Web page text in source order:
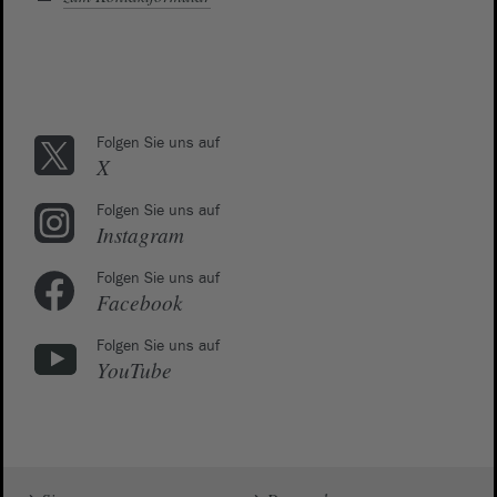
Folgen Sie uns auf
X
Folgen Sie uns auf
Instagram
Folgen Sie uns auf
Facebook
Folgen Sie uns auf
YouTube